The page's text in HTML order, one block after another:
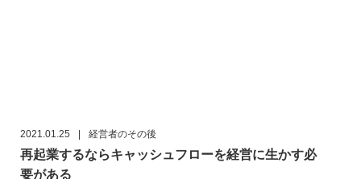
2021.01.25 経営者のその後
再起業するならキャッシュフローを経営に生かす必
要がある